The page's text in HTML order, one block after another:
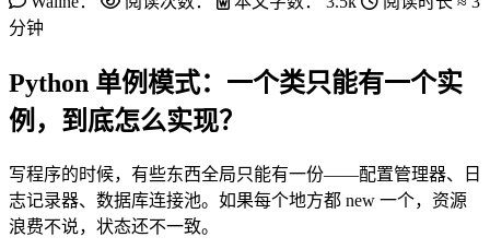
分钟
Python 单例模式：一个类只能有一个实
例，到底怎么实现？
写程序的时候，有些东西全局只能有一份——配置管理器、日
志记录器、数据库连接池。如果每个地方都 new 一个，资源
浪费不说，状态还不一致。